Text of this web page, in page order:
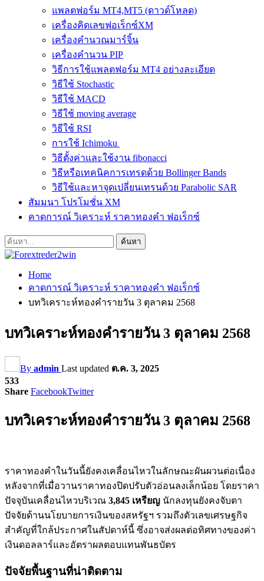
แพลตฟอร์ม MT4,MT5 (ดาวด์โหลด)
เครื่องคิดเลขฟอเร็กซ์XM
เครื่องคำนวณมาร์จิ้น
เครื่องคำนวน PIP
วิธีการใช้แพลตฟอร์ม MT4 อย่างละเอียด
วิธีใช้ Stochastic
วิธีใช้ MACD
วิธีใช้ moving average
วิธีใช้ RSI
การใช้ Ichimoku
วิธีตั้งค่าและใช้งาน fibonacci
วิธีหรือเทคนิคการเทรดด้วย Bollinger Bands
วิธีใช้และหาจุดเปลี่ยนเทรนด้วย Parabolic SAR
สัมมนา โปรโมชั่น XM
คาดการณ์ วิเคราะห์ ราคาทองคำ ฟอเร็กซ์
Home
คาดการณ์ วิเคราะห์ ราคาทองคำ ฟอเร็กซ์
บทวิเคราะห์ทองคำรายวัน 3 ตุลาคม 2568
บทวิเคราะห์ทองคำรายวัน 3 ตุลาคม 2568
By admin Last updated ต.ค. 3, 2025
533
Share FacebookTwitter
บทวิเคราะห์ทองคำรายวัน 3 ตุลาคม 2568
ราคาทองคำในวันนี้ยังคงเคลื่อนไหวในลักษณะผันผวนต่อเนื่อง
หลังจากที่เมื่อวานราคาทองปิดปรับตัวอ่อนลงเล็กน้อย โดยราคา
ปัจจุบันเคลื่อนไหวบริเวณ 3,845 เหรียญ นักลงทุนยังคงจับตา
ปัจจัยด้านนโยบายการเงินของสหรัฐฯ รวมถึงตัวเลขเศรษฐกิจ
สำคัญที่ใกล้ประกาศในสัปดาห์นี้ ซึ่งอาจส่งผลต่อทิศทางของค่า
เงินดอลลาร์และอัตราผลตอบแทนพันธบัตร
ปัจจัยพื้นฐานที่น่าติดตาม